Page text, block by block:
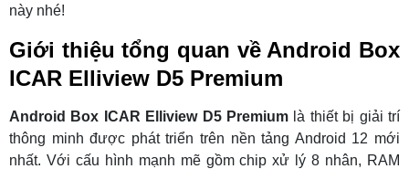
này nhé!
Giới thiệu tổng quan về Android Box
ICAR Elliview D5 Premium
Android Box ICAR Elliview D5 Premium là thiết bị giải trí
thông minh được phát triển trên nền tảng Android 12 mới
nhất. Với cấu hình mạnh mẽ gồm chip xử lý 8 nhân, RAM